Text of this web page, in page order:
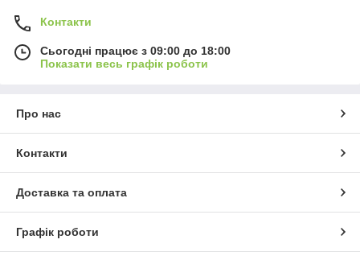
Контакти
Сьогодні працює з 09:00 до 18:00
Показати весь графік роботи
Про нас
Контакти
Доставка та оплата
Графік роботи